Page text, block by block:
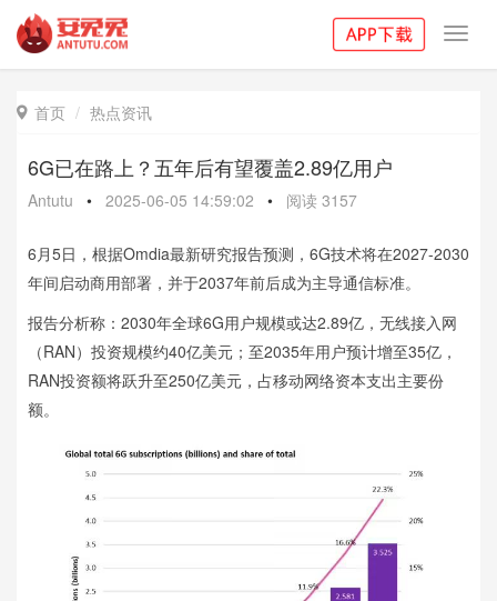
 首页 热点资讯
6G已在路上？五年后有望覆盖2.89亿用户
Antutu • 2025-06-05 14:59:02 • 阅读 3157
6月5日，根据Omdia最新研究报告预测，6G技术将在2027-2030
年间启动商用部署，并于2037年前后成为主导通信标准。
报告分析称：2030年全球6G用户规模或达2.89亿，无线接入网
（RAN）投资规模约40亿美元；至2035年用户预计增至35亿，
RAN投资额将跃升至250亿美元，占移动网络资本支出主要份
额。